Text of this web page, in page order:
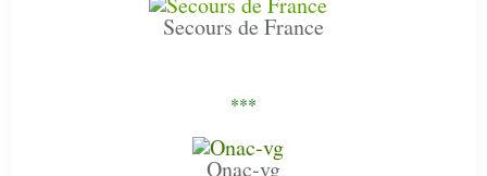
Secours de France
***
Onac-vg